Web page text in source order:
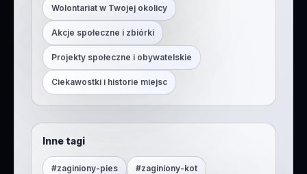
Wolontariat w Twojej okolicy
Akcje społeczne i zbiórki
Projekty społeczne i obywatelskie
Ciekawostki i historie miejsc
Inne tagi
#zaginiony-pies #zaginiony-kot